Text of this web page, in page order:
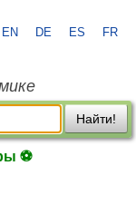
EN DE ES FR
Найти!
⚽